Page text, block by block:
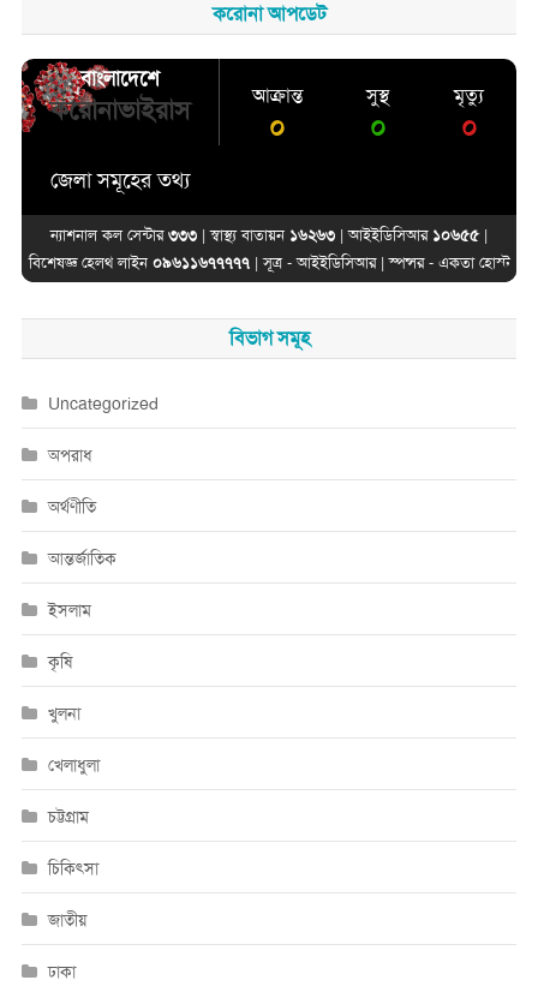
করোনা আপডেট
বাংলাদেশে
করোনাভাইরাস আক্রান্ত
০
সুস্থ
০
মৃত্যু
০
জেলা সমূহের তথ্য
ন্যাশনাল কল সেন্টার৩৩৩ | স্বাস্থ্য বাতায়ন ১৬২৬৩ | আইইডিসিআর ১০৬৫৫|
বিশেষজ্ঞ হেলথ লাইন ০৯৬১১৬৭৭৭৭৭| সূত্র -আইইডিসিআর| স্পন্সর - একতা হোস্ট
বিভাগ সমূহ
Uncategorized
অপরাধ
অর্থণীতি
আন্তর্জাতিক
ইসলাম
কৃষি
খুলনা
খেলাধুলা
চট্টগ্রাম
চিকিৎসা
জাতীয়
ঢাকা